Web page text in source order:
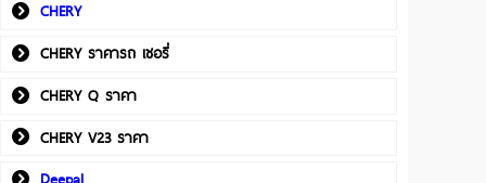
CHERY
CHERY ราคารถ เชอรี่
CHERY Q ราคา
CHERY V23 ราคา